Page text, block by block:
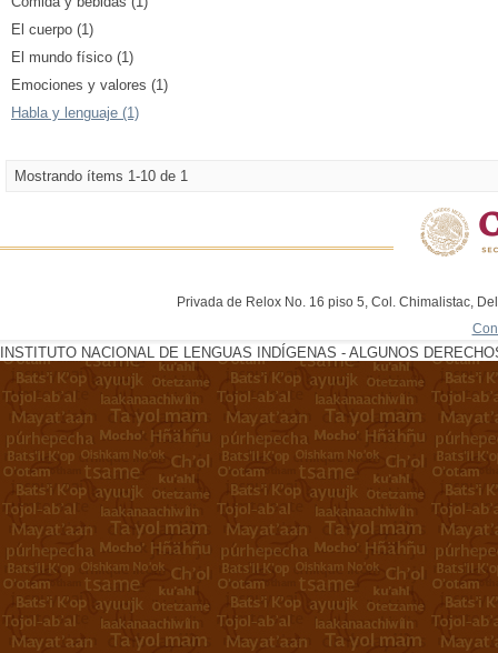
El cuerpo (1)
El mundo físico (1)
Emociones y valores (1)
Habla y lenguaje (1)
Mostrando ítems 1-10 de 1
Privada de Relox No. 16 piso 5, Col. Chimalistac,
INSTITUTO NACIONAL DE LENGUAS INDÍGENAS - ALGUNOS